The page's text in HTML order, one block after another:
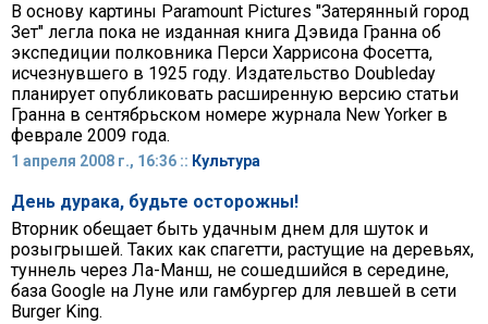
В основу картины Paramount Pictures "Затерянный город
Зет" легла пока не изданная книга Дэвида Гранна об
экспедиции полковника Перси Харрисона Фосетта,
исчезнувшего в 1925 году. Издательство Doubleday
планирует опубликовать расширенную версию статьи
Гранна в сентябрьском номере журнала New Yorker в
феврале 2009 года.
1 апреля 2008 г., 16:36 :: Культура
День дурака, будьте осторожны!
Вторник обещает быть удачным днем для шуток и
розыгрышей. Таких как спагетти, растущие на деревьях,
туннель через Ла-Манш, не сошедшийся в середине,
база Google на Луне или гамбургер для левшей в сети
Burger King.